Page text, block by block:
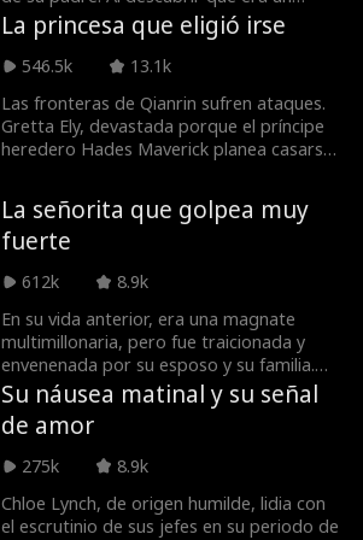
personaje desechable en una novela,
renace y planea su venganza desde el
vientre. Con astucia, se gana al patriarca
derrota a sus enemigos para asegurar su
futuro.
La princesa que eligió irse
546.5k
13.1k
Las fronteras de Qianrin sufren ataques.
Gretta Ely, devastada porque el príncipe
heredero Hades Maverick planea casarse
la nombra princesa de Qianrin y su boda
será en siete días. Mientras tanto, el
que su amor de la infancia jamás lo
dejará.
La señorita que golpea muy
fuerte
612k
8.9k
En su vida anterior, era una magnate
multimillonaria, pero fue traicionada y
envenenada por su esposo y su familia.
Solo al morir descubrió que el sobrino
que crio era hijo ilegítimo de su marido.
Ahora ha vuelto a sus 23 años, lista para
la venganza. Echa a la hipócrita, congela
los activos de su hermano y cancela la
boda con su miserable prometido. Fría y
sedienta de sangre, hará que cada
Su náusea matinal y su señal
de amor
275k
8.9k
Chloe Lynch, de origen humilde, lidia con
el escrutinio de sus jefes en su periodo de